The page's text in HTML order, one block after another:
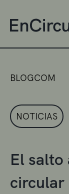
BLOGCOM
NOTICIAS
El salto
circular